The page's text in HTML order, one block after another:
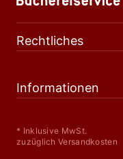
Rechtliches
Informationen
* Inklusive MwSt.
zuzüglich Versandkosten